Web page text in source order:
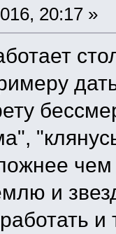
20:17 »
и
и